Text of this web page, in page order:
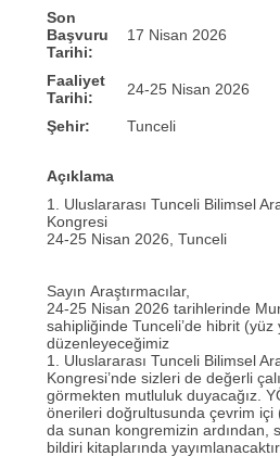
Son
Başvuru
Tarihi:
17 Nisan 2026
Faaliyet
Tarihi:
24-25 Nisan 2026
Şehir: Tunceli
Açıklama
1. Uluslararası Tunceli Bilimsel
Kongresi
24-25 Nisan 2026, Tunceli
Sayın Araştırmacılar,
24-25 Nisan 2026 tarihlerinde
sahipliğinde Tunceli’de hibrit
düzenleyeceğimiz
1. Uluslararası Tunceli Bilimsel
Kongresi’nde sizleri de değerli
görmekten mutluluk duyacağız.
önerileri doğrultusunda çevrim içi
da sunan kongremizin ardından,
bildiri kitaplarında